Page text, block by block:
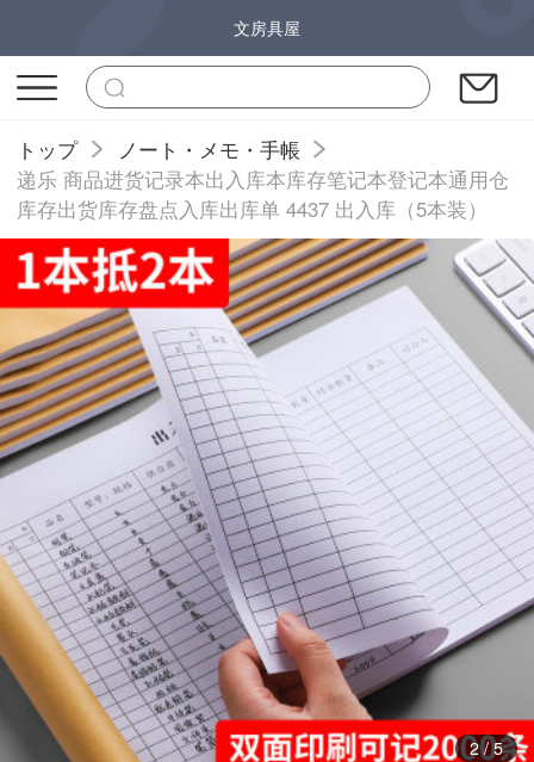
文房具屋
トップ
ノート・メモ・手帳
递乐 商品进货记录本出入库本库存笔记本登记本通用仓
库存出货库存盘点入库出库单 4437 出入库（5本装）
2/5